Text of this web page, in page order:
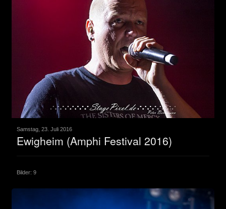
Samstag, 23. Juli 2016
Ewigheim (Amphi Festival 2016)
Bilder: 9